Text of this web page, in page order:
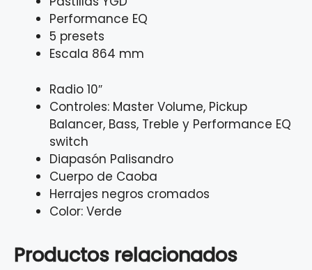
Performance EQ
5 presets
Escala 864 mm
Radio 10″
Controles: Master Volume, Pickup
Balancer, Bass, Treble y Performance EQ
switch
Diapasón Palisandro
Cuerpo de Caoba
Herrajes negros cromados
Color: Verde
Productos relacionados